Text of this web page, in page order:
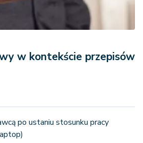
w kontekście przepisów
po ustaniu stosunku pracy